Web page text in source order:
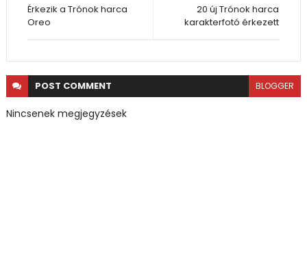
20 új Trónok harca
karakterfotó érkezett
Érkezik a Trónok harca
Oreo
POST COMMENT BLOGGER
Nincsenek megjegyzések